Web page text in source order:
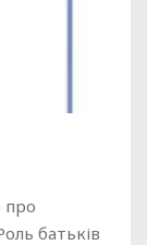
про
батьків